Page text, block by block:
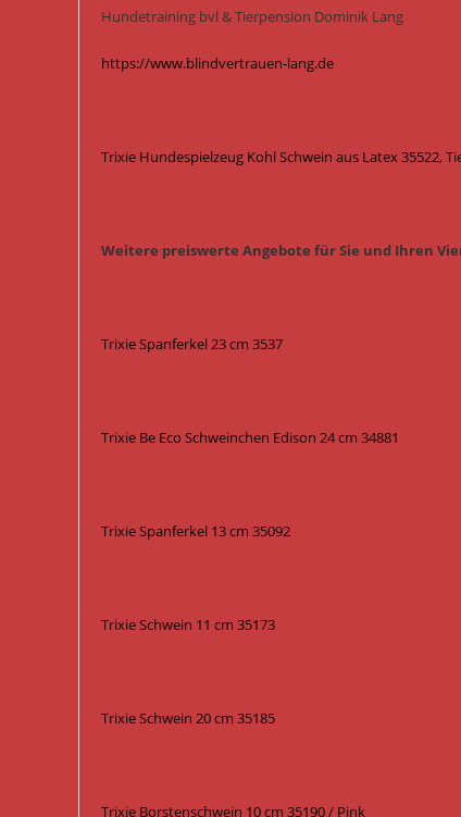
Hundetraining bvl & Tierpension Dominik Lang
https://www.blindvertrauen-lang.de
Trixie Hundespielzeug Kohl Schwein aus Latex 35522,
Weitere preiswerte Angebote für Sie und Ihren
Trixie Spanferkel 23 cm 3537
Trixie Be Eco Schweinchen Edison 24 cm 34881
Trixie Spanferkel 13 cm 35092
Trixie Schwein 11 cm 35173
Trixie Schwein 20 cm 35185
Trixie Borstenschwein 10 cm 35190 / Pink